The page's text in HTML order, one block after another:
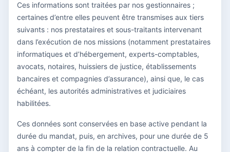
Ces informations sont traitées par nos gestionnaires ;
certaines d’entre elles peuvent être transmises aux tiers
suivants : nos prestataires et sous-traitants intervenant
dans l’exécution de nos missions (notamment prestataires
informatiques et d’hébergement, experts-comptables,
avocats, notaires, huissiers de justice, établissements
bancaires et compagnies d’assurance), ainsi que, le cas
échéant, les autorités administratives et judiciaires
habilitées.
Ces données sont conservées en base active pendant la
durée du mandat, puis, en archives, pour une durée de 5
ans à compter de la fin de la relation contractuelle. Au